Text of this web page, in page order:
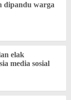
dipandu warga
elak
media sosial